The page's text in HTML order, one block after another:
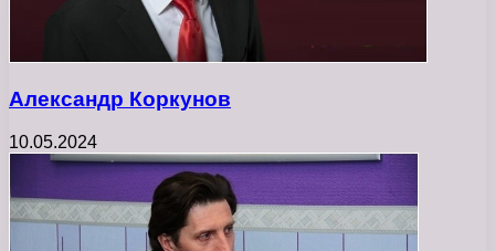
Александр Коркунов
10.05.2024